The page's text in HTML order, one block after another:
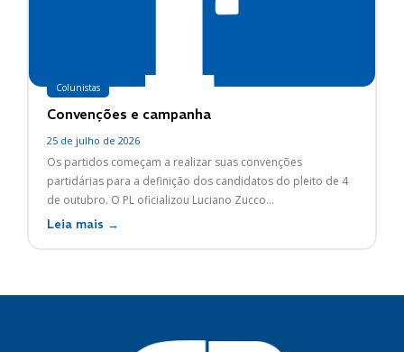
Colunistas
Convenções e campanha
25 de julho de 2026
Os partidos começam a realizar suas convenções
partidárias para a definição dos candidatos do pleito de 4
de outubro. O PL oficializou Luciano Zucco...
Leia mais →